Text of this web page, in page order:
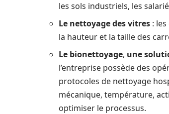
les sols industriels, les
Le nettoyage des vitres :
la hauteur et la taille des
Le bionettoyage, une
l’entreprise possède des
protocoles de nettoyage
mécanique, température,
optimiser le processus.